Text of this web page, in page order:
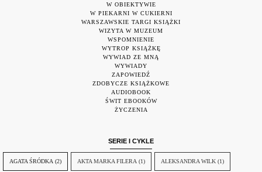
W OBIEKTYWIE
W PIEKARNI W CUKIERNI
WARSZAWSKIE TARGI KSIĄŻKI
WIZYTA W MUZEUM
WSPOMNIENIE
WYTROP KSIĄŻKĘ
WYWIAD ZE MNĄ
WYWIADY
ZAPOWIEDŹ
ZDOBYCZE KSIĄŻKOWE
AUDIOBOOK
ŚWIT EBOOKÓW
ŻYCZENIA
SERIE I CYKLE
AGATA ŚRÓDKA (2) AKTA MARKA FILERA (1) ALEKSANDRA WILK (1)